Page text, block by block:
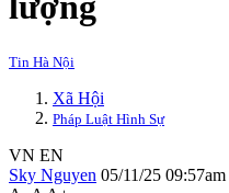
Tin Hà Nội
Xã Hội
Pháp Luật Hình Sự
VN EN
Sky Nguyen 05/11/25 09:57am